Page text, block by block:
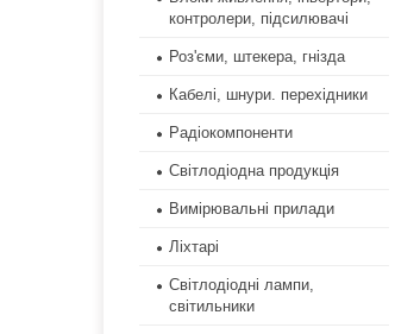
контролери, підсилювачі
Роз'єми, штекера, гнізда
Кабелі, шнури. перехідники
Радіокомпоненти
Світлодіодна продукція
Вимірювальні прилади
Ліхтарі
Світлодіодні лампи,
світильники